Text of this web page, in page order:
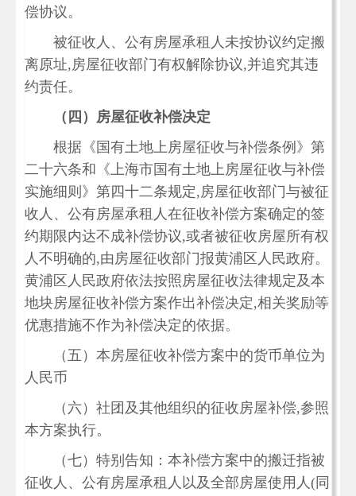
偿协议。
被征收人、公有房屋承租人未按协议约定搬
离原址,房屋征收部门有权解除协议,并追究其违
约责任。
（四）房屋征收补偿决定
根据《国有土地上房屋征收与补偿条例》第
二十六条和《上海市国有土地上房屋征收与补偿
实施细则》第四十二条规定,房屋征收部门与被征
收人、公有房屋承租人在征收补偿方案确定的签
约期限内达不成补偿协议,或者被征收房屋所有权
人不明确的,由房屋征收部门报黄浦区人民政府。
黄浦区人民政府依法按照房屋征收法律规定及本
地块房屋征收补偿方案作出补偿决定,相关奖励等
优惠措施不作为补偿决定的依据。
（五）本房屋征收补偿方案中的货币单位为
人民币
（六）社团及其他组织的征收房屋补偿,参照
本方案执行。
（七）特别告知：本补偿方案中的搬迁指被
征收人、公有房屋承租人以及全部房屋使用人(同